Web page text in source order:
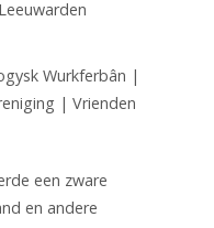
Wurkferbân |
| Vrienden
een zware
en andere